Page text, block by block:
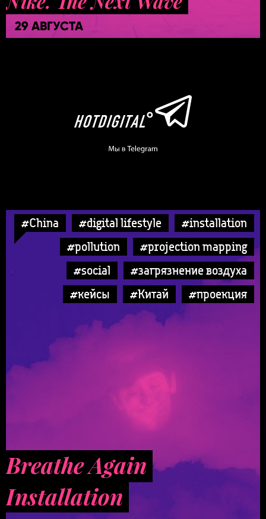
29 АВГУСТА
#China #digital lifestyle
#installation
#pollution
#projection mapping
#social
#загрязнение воздуха
#кейсы
#Китай #проекция
Breathe Again
Installation